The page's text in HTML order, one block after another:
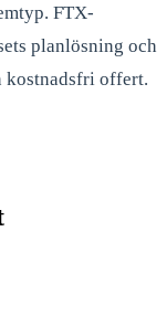
FTX-
planlösning och
kostnadsfri offert.